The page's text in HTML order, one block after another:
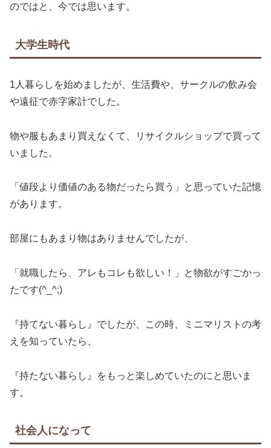
のではと、今では思います。
大学生時代
1人暮らしを始めましたが、生活費や、サークルの飲み会
や遠征で赤字家計でした。
物や服もあまり買えなくて、リサイクルショップで買って
いました。
「値段より価値のある物だったら買う」と思っていた記憶
があります。
部屋にもあまり物はありませんでしたが、
「就職したら、アレもコレも欲しい！」と物欲がすごかっ
たです(^_^;)
『持てない暮らし』でしたが、この時、ミニマリストの考
えを知っていたら、
『持たない暮らし』をもっと楽しめていたのにと思いま
す。
社会人になって